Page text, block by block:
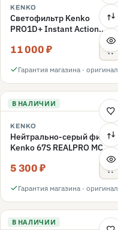
KENKO
Светофильтр Kenko
PRO1D+ Instant Action
Variable NDX3-450+C-PL
переменной плотности
11 000 ₽
Гарантия магазина · оригинал
В НАЛИЧИИ
KENKO
Нейтрально-серый фильтр
Kenko 67S REALPRO MC
5 300 ₽
Гарантия магазина · оригинал
В НАЛИЧИИ